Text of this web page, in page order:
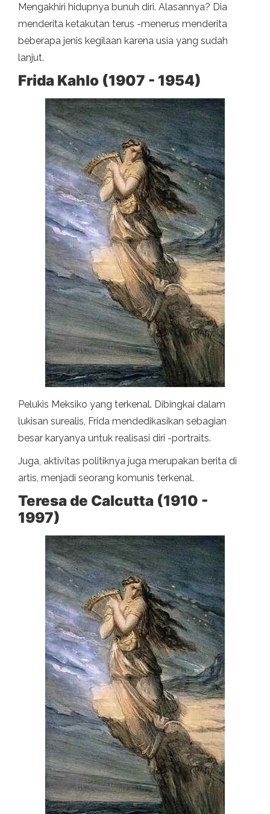
Mengakhiri hidupnya bunuh diri. Alasannya? Dia
menderita ketakutan terus -menerus menderita
beberapa jenis kegilaan karena usia yang sudah
lanjut.
Frida Kahlo (1907 - 1954)
Pelukis Meksiko yang terkenal. Dibingkai dalam
lukisan surealis, Frida mendedikasikan sebagian
besar karyanya untuk realisasi diri -portraits.
Juga, aktivitas politiknya juga merupakan berita di
artis, menjadi seorang komunis terkenal.
Teresa de Calcutta (1910 -
1997)